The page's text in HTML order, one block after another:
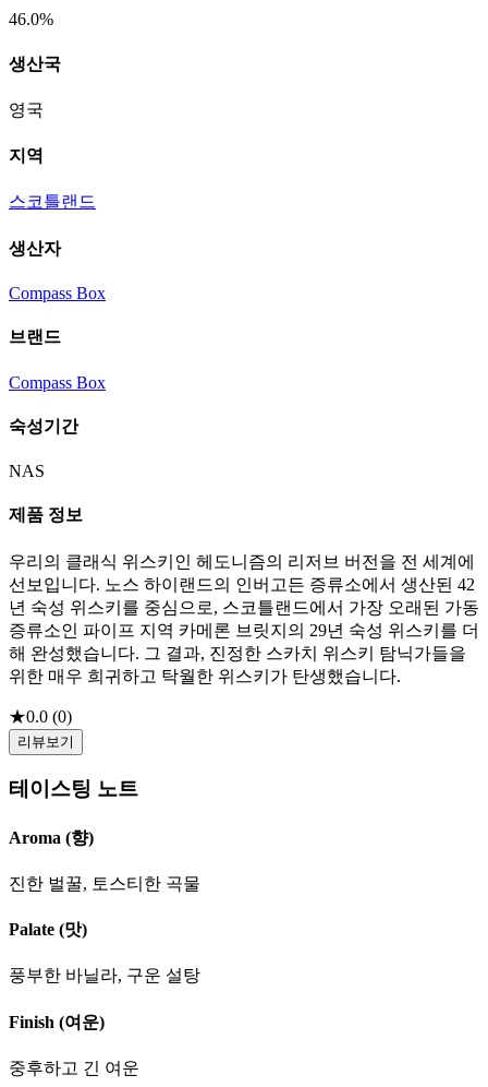
46.0%
생산국
영국
지역
스코틀랜드
생산자
Compass Box
브랜드
Compass Box
숙성기간
NAS
제품 정보
우리의 클래식 위스키인 헤도니즘의 리저브 버전을 전 세계에
선보입니다. 노스 하이랜드의 인버고든 증류소에서 생산된 42
년 숙성 위스키를 중심으로, 스코틀랜드에서 가장 오래된 가동
증류소인 파이프 지역 카메론 브릿지의 29년 숙성 위스키를 더
해 완성했습니다. 그 결과, 진정한 스카치 위스키 탐닉가들을
위한 매우 희귀하고 탁월한 위스키가 탄생했습니다.
★0.0 (0)
리뷰보기
테이스팅 노트
Aroma (향)
진한 벌꿀, 토스티한 곡물
Palate (맛)
풍부한 바닐라, 구운 설탕
Finish (여운)
중후하고 긴 여운